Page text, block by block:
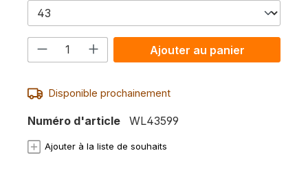
Quantité de produit : Entrez la
Ajouter au panier
Disponible prochainement
Numéro d'article WL43599
Ajouter à la liste de souhaits